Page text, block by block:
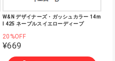
W&N デザイナーズ・ガッシュカラー 14m
l 425 ネープルスイエローディープ
20%OFF
¥669